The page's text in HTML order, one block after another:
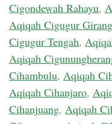
Cigondewah Rahayu,
Aqiqah Cigugur Girang
Cigugur Tengah,
Aqiqah
Cihambulu, Aqiqah
Aqiqah Cihanjaro,
Cihanjuang, Aqiqah